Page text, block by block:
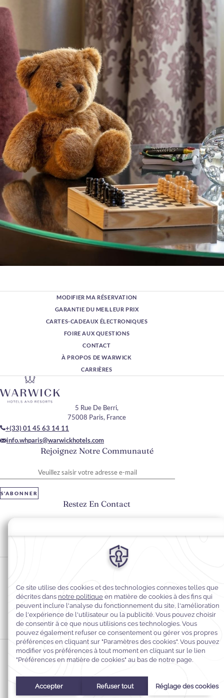
MODIFIER MA RÉSERVATION
GARANTIE DU MEILLEUR PRIX
CARTES-CADEAUX ÉLECTRONIQUES
FOIRE AUX QUESTIONS
CONTACT
À PROPOS DE WARWICK
CARRIÈRES
Rejoignez Notre Communauté
S'ABONNER
5 Rue De Berri,
75008 Paris, France
+(33) 01 45 63 14 11
info.whparis@warwickhotels.com
Restez En Contact
Préférences en matière de cookies
Politique en matière de cookies
Accessibilité du Web
Mentions légales
Conditions générales de vente
© 2026 Warwick Hotels & Resorts, Tous droits réservés